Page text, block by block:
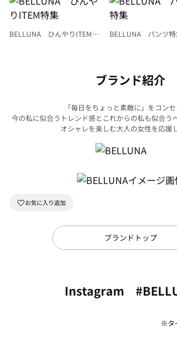
BELLUNA ひんやりITEM特
BELLUNA パンツ
ブランド紹介
「毎日をちょっと素敵に」をコン
今の私に似合うトレンド感とこれからの私も似合う
オシャレを楽しむ大人の女性を応援
ブランドトップ
Instagram
※タ